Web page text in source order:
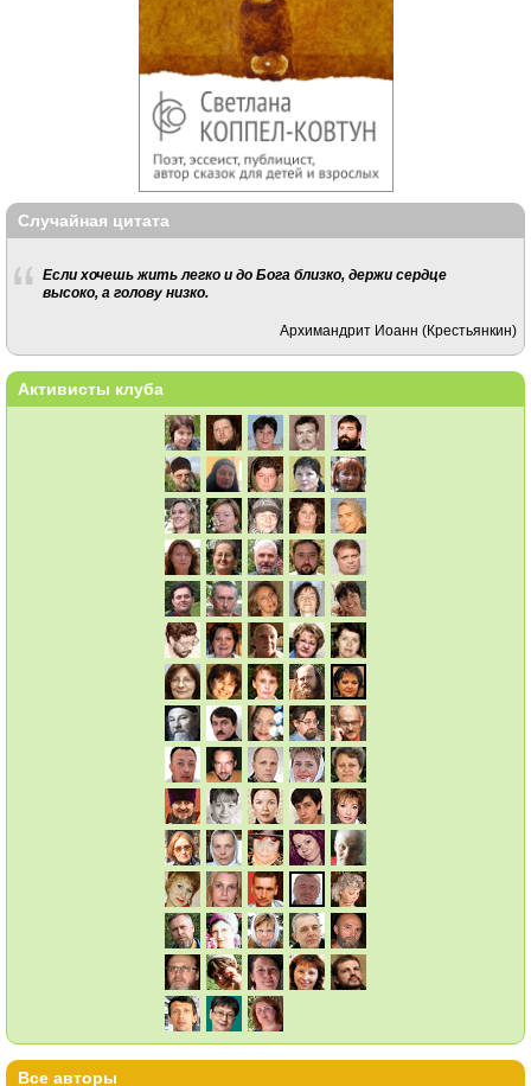
Случайная цитата
Если хочешь жить легко и до Бога близко, держи сердце
высоко, а голову низко.
Архимандрит Иоанн (Крестьянкин)
Активисты клуба
Все авторы